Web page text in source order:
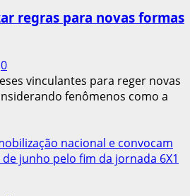
regras para novas formas
0
vinculantes para reger novas
fenômenos como a
nacional e convocam
junho pelo fim da jornada 6X1